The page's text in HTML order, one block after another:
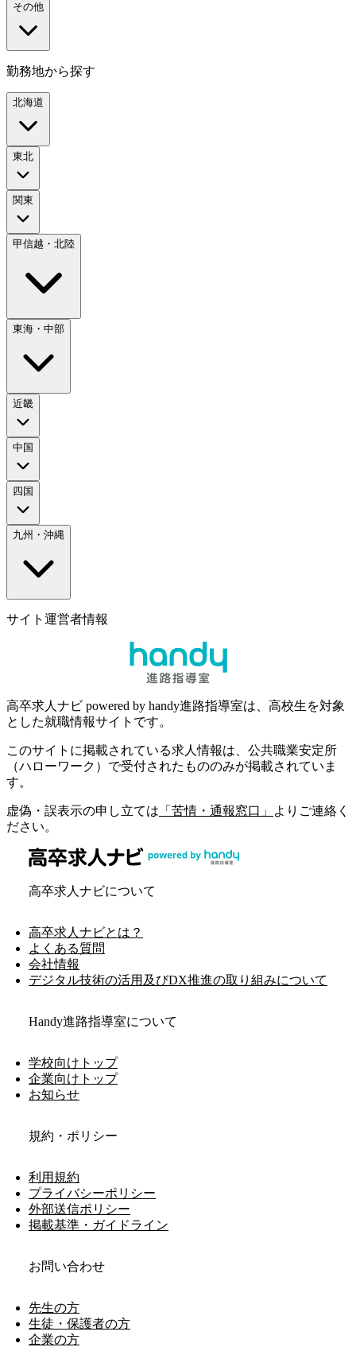
その他
勤務地から探す
北海道
東北
関東
甲信越・北陸
東海・中部
近畿
中国
四国
九州・沖縄
サイト運営者情報
高卒求人ナビ powered by handy進路指導室は、高校生を対象
とした就職情報サイトです。
このサイトに掲載されている求人情報は、公共職業安定所
（ハローワーク）で受付されたもののみが掲載されていま
す。
虚偽・誤表示の申し立ては 「苦情・通報窓口」
よりご連絡く
ださい。
高卒求人ナビについて
高卒求人ナビとは？
よくある質問
会社情報
デジタル技術の活用及びDX推進の取り組みについて
Handy進路指導室について
学校向けトップ
企業向けトップ
お知らせ
規約・ポリシー
利用規約
プライバシーポリシー
外部送信ポリシー
掲載基準・ガイドライン
お問い合わせ
先生の方
生徒・保護者の方
企業の方